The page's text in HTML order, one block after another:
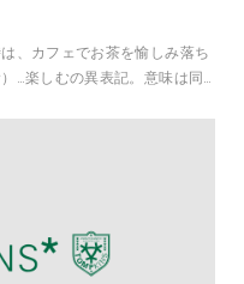
、カフェでお茶を愉しみ落ち
…楽しむの異表記。意味は同